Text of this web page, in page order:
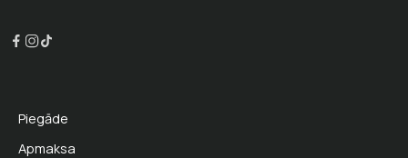
Piegāde
Apmaksa